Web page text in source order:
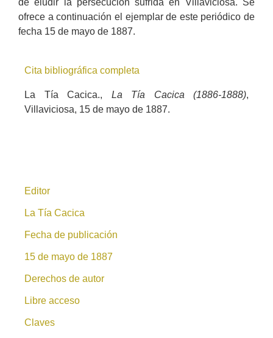
ofrece a continuación el ejemplar de este periódico de
fecha 15 de mayo de 1887.
Cita bibliográfica completa
La Tía Cacica., La Tía Cacica (1886-1888),
Villaviciosa, 15 de mayo de 1887.
Editor
La Tía Cacica
Fecha de publicación
15 de mayo de 1887
Derechos de autor
Libre acceso
Claves